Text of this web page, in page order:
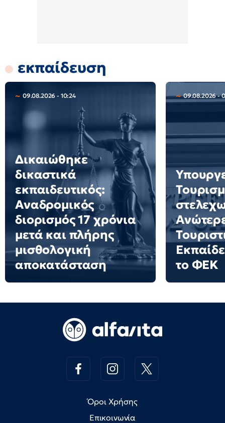
εκπαίδευση
09.08.2026 - 10:24
Δικαιώθηκε
δικαστικά
εκπαιδευτικός:
Αναδρομικός
διορισμός 17 χρόνια
μετά και πλήρης
μισθολογική
αποκατάσταση
09.08.2026 -
το ΦΕΚ
Όροι Χρήσης
Επικοινωνία